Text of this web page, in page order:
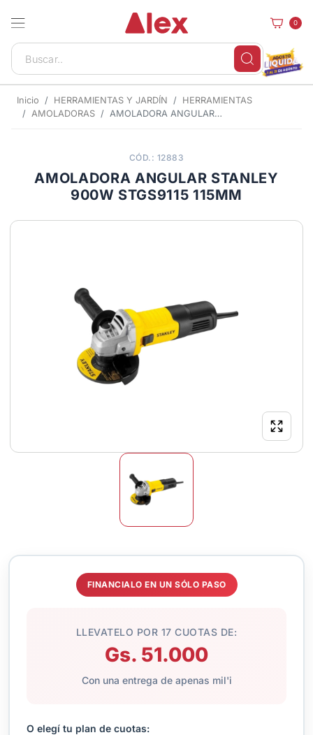
0
Inicio HERRAMIENTAS Y JARDÍN
HERRAMIENTAS
AMOLADORAS
AMOLADORA ANGULAR STANLEY 900W STGS9115 115MM
CÓD.: 12883
AMOLADORA ANGULAR STANLEY
900W STGS9115 115MM
FINANCIALO EN UN SÓLO PASO
LLEVATELO POR 17 CUOTAS DE:
Gs. 51.000
Con una entrega de apenas mil'i
O elegí tu plan de cuotas: